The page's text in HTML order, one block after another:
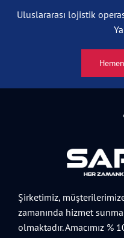
Uluslararası lojistik
Şirketimiz,
zamanında hizmet
olmaktadır. Amacımız